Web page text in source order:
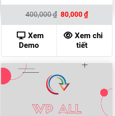
400,000₫ Giá
gốc
là:
400,000 ₫.
80,000₫Giá
hiện
tại
là:
80,000
Xem
Demo
Xem chi
tiết